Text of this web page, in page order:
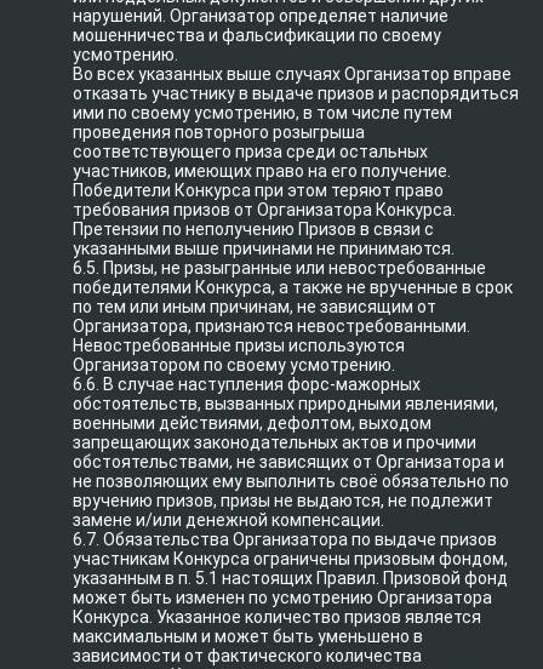
нарушений. Организатор определяет наличие
мошенничества и фальсификации по своему
усмотрению.
Во всех указанных выше случаях Организатор вправе
отказать участнику в выдаче призов и распорядиться
ими по своему усмотрению, в том числе путем
проведения повторного розыгрыша
соответствующего приза среди остальных
участников, имеющих право на его получение.
Победители Конкурса при этом теряют право
требования призов от Организатора Конкурса.
Претензии по неполучению Призов в связи с
указанными выше причинами не принимаются.
6.5. Призы, не разыгранные или невостребованные
победителями Конкурса, а также не врученные в срок
по тем или иным причинам, не зависящим от
Организатора, признаются невостребованными.
Невостребованные призы используются
Организатором по своему усмотрению.
6.6. В случае наступления форс-мажорных
обстоятельств, вызванных природными явлениями,
военными действиями, дефолтом, выходом
запрещающих законодательных актов и прочими
обстоятельствами, не зависящих от Организатора и
не позволяющих ему выполнить своё обязательно по
вручению призов, призы не выдаются, не подлежит
замене и/или денежной компенсации.
6.7. Обязательства Организатора по выдаче призов
участникам Конкурса ограничены призовым фондом,
указанным в п. 5.1 настоящих Правил. Призовой фонд
может быть изменен по усмотрению Организатора
Конкурса. Указанное количество призов является
максимальным и может быть уменьшено в
зависимости от фактического количества